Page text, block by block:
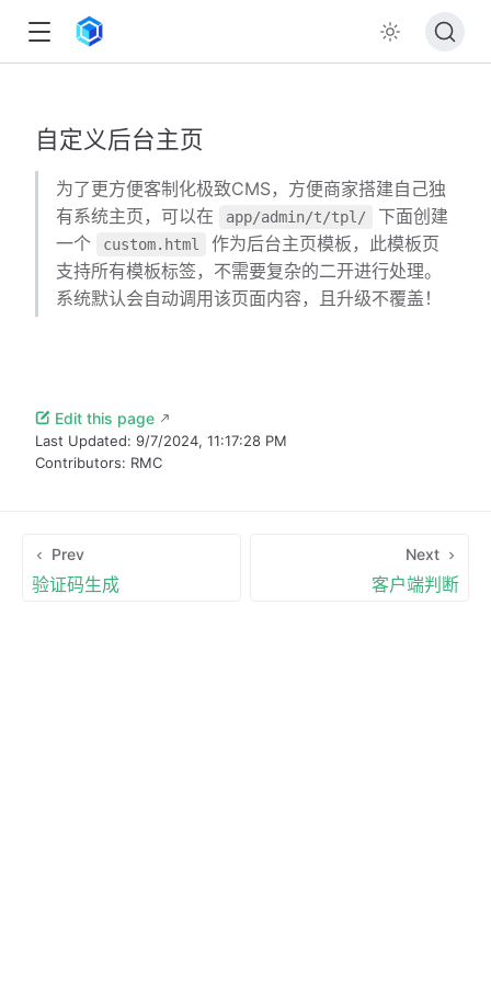
自定义后台主页
为了更方便客制化极致CMS，方便商家搭建自己独
有系统主页，可以在
app/admin/t/tpl/
下面创建
一个
custom.html
作为后台主页模板，此模板页
支持所有模板标签，不需要复杂的二开进行处理。
系统默认会自动调用该页面内容，且升级不覆盖！
Edit this page
Last Updated: 9/7/2024, 11:17:28 PM
Contributors: RMC
Prev
验证码生成
Next
客户端判断